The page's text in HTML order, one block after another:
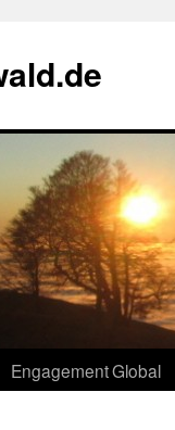
EngagementGlobal